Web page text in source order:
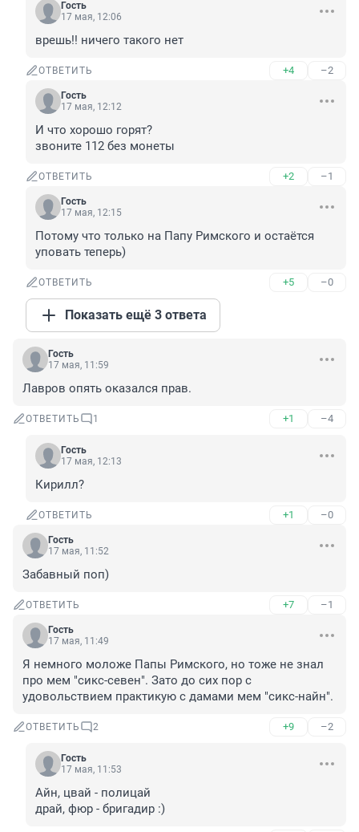
Гость
17 мая, 12:06
врешь!! ничего такого нет
ОТВЕТИТЬ +4 –2
Гость
17 мая, 12:12
И что хорошо горят?
звоните 112 без монеты
ОТВЕТИТЬ +2 –1
Гость
17 мая, 12:15
Потому что только на Папу Римского и остаётся
уповать теперь)
ОТВЕТИТЬ +5 –0
Показать ещё 3 ответа
Гость
17 мая, 11:59
Лавров опять оказался прав.
ОТВЕТИТЬ 1 +1 –4
Гость
17 мая, 12:13
Кирилл?
ОТВЕТИТЬ +1 –0
Гость
17 мая, 11:52
Забавный поп)
ОТВЕТИТЬ +7 –1
Гость
17 мая, 11:49
Я немного моложе Папы Римского, но тоже не знал
про мем "сикс-севен". Зато до сих пор с
удовольствием практикую с дамами мем "сикс-найн".
ОТВЕТИТЬ 2 +9 –2
Гость
17 мая, 11:53
Айн, цвай - полицай
драй, фюр - бригадир :)